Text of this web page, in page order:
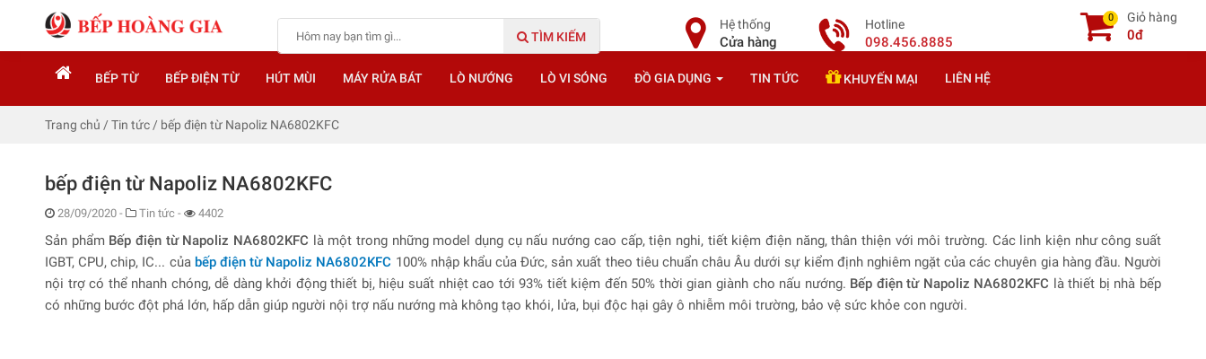
TÌM KIẾM
Hotline
098.456.8885
Hệ thống
Cửa hàng
0 Giỏ hàng
0đ
BẾP TỪ BẾP ĐIỆN TỪ HÚT MÙI MÁY RỬA BÁT LÒ NƯỚNG LÒ VI SÓNG ĐỒ GIA DỤNG TIN TỨC KHUYẾN MẠI LIÊN HỆ
Trang chủ /Tin tức / bếp điện từ Napoliz NA6802KFC
bếp điện từ Napoliz NA6802KFC
28/09/2020 - Tin tức - 4402
Sản phẩm Bếp điện từ Napoliz NA6802KFC là một trong những model dụng cụ nấu nướng cao cấp, tiện nghi, tiết kiệm điện năng, thân thiện với môi trường. Các linh kiện như công suất
IGBT, CPU, chip, IC... của bếp điện từ Napoliz NA6802KFC 100% nhập khẩu của Đức, sản xuất theo tiêu chuẩn châu Âu dưới sự kiểm định nghiêm ngặt của các chuyên gia hàng đầu. Người
nội trợ có thể nhanh chóng, dễ dàng khởi động thiết bị, hiệu suất nhiệt cao tới 93% tiết kiệm đến 50% thời gian giành cho nấu nướng. Bếp điện từ Napoliz NA6802KFC là thiết bị nhà bếp
có những bước đột phá lớn, hấp dẫn giúp người nội trợ nấu nướng mà không tạo khói, lửa, bụi độc hại gây ô nhiễm môi trường, bảo vệ sức khỏe con người.